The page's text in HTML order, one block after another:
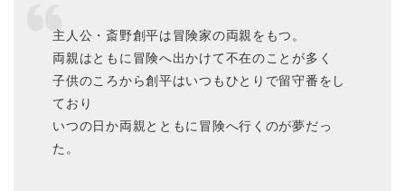
主人公・斎野創平は冒険家の両親をもつ。
両親はともに冒険へ出かけて不在のことが多く
子供のころから創平はいつもひとりで留守番をし
ており
いつの日か両親とともに冒険へ行くのが夢だっ
た。